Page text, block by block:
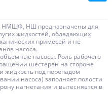
НШ предназначены для
жидкостей, обладающих
примесей и не
насоса.
насосы. Роль рабочего
шестерен на стороне
жидкость под перепадом
насоса) заполняет полости
нагнетания и вытесняется в